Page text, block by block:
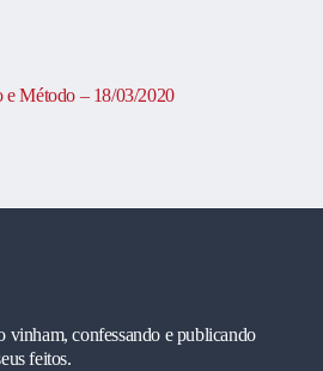
e Método – 18/03/2020
vinham, confessando e publicando
feitos.